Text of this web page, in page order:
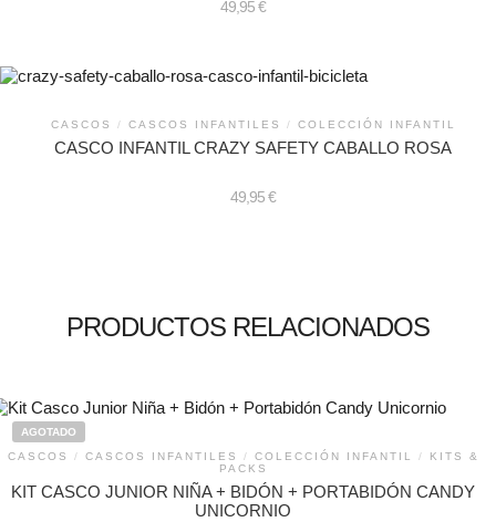
49,95€
CASCOS / CASCOS INFANTILES / COLECCIÓN INFANTIL
CASCO INFANTIL CRAZY SAFETY CABALLO ROSA
49,95€
PRODUCTOS RELACIONADOS
AGOTADO
CASCOS
/ CASCOS INFANTILES / COLECCIÓN INFANTIL /
KITS &
PACKS
KIT CASCO JUNIOR NIÑA + BIDÓN + PORTABIDÓN CANDY
UNICORNIO